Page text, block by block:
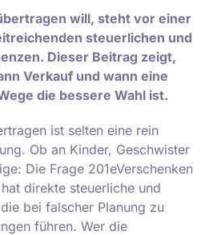
will, steht vor einer
steuerlichen und
Dieser Beitrag zeigt,
Verkauf und wann eine
die bessere Wahl ist.
ist selten eine rein
Ob an Kinder, Geschwister
Die Frage 201eVerschenken
direkte steuerliche und
bei falscher Planung zu
führen. Wer die